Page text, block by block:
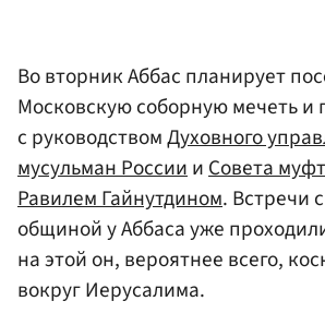
Во вторник Аббас планирует
Московскую соборную мечеть и
с руководствомДуховного
мусульман РоссиииСовета
Равилем Гайнутдином. Встречи
общиной у Аббаса уже
на этой он, вероятнее всего,
вокруг Иерусалима.